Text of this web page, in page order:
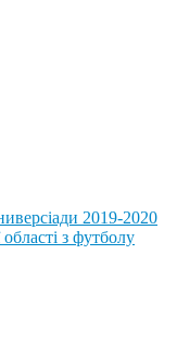
2019-2020
з футболу